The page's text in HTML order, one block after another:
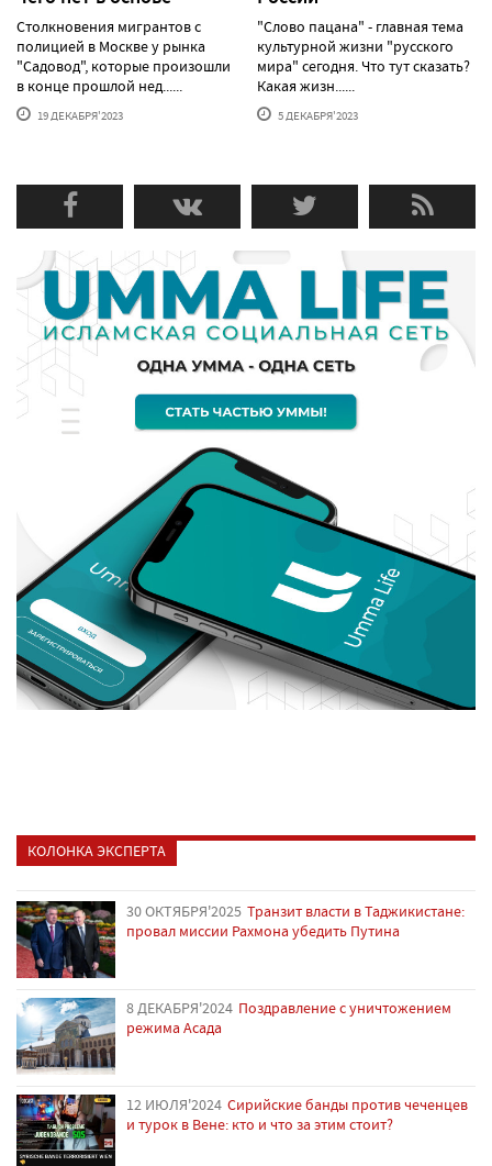
Столкновения мигрантов с
полицией в Москве у рынка
"Садовод", которые произошли
в конце прошлой нед......
19 ДЕКАБРЯ'2023
"Слово пацана" - главная тема
культурной жизни "русского
мира" сегодня. Что тут сказать?
Какая жизн......
5 ДЕКАБРЯ'2023
КОЛОНКА ЭКСПЕРТА
30 ОКТЯБРЯ'2025 Транзит власти в Таджикистане:
провал миссии Рахмона убедить Путина
8 ДЕКАБРЯ'2024 Поздравление с уничтожением
режима Асада
12 ИЮЛЯ'2024 Сирийские банды против чеченцев
и турок в Вене: кто и что за этим стоит?